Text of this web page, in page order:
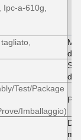
a-610g,
di
del
Test/Package
Imballaggio)